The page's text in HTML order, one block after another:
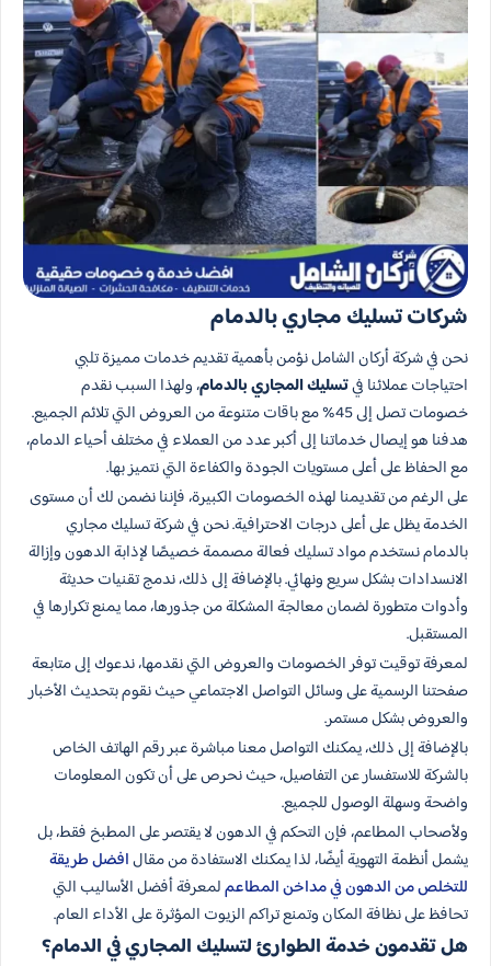
شركات تسليك مجاري بالدمام
نحن في شركة أركان الشامل نؤمن بأهمية تقديم خدمات مميزة تلبي
احتياجات عملائنا فيتسليك المجاري بالدمام، ولهذا السبب نقدم
خصومات تصل إلى 45% مع باقات متنوعة من العروض التي تلائم الجميع.
هدفنا هو إيصال خدماتنا إلى أكبر عدد من العملاء في مختلف أحياء الدمام،
مع الحفاظ على أعلى مستويات الجودة والكفاءة التي نتميز بها.
على الرغم من تقديمنا لهذه الخصومات الكبيرة، فإننا نضمن لك أن مستوى
الخدمة يظل على أعلى درجات الاحترافية. نحن في شركة تسليك مجاري
بالدمام نستخدم مواد تسليك فعالة مصممة خصيصًا لإذابة الدهون وإزالة
الانسدادات بشكل سريع ونهائي. بالإضافة إلى ذلك، ندمج تقنيات حديثة
وأدوات متطورة لضمان معالجة المشكلة من جذورها، مما يمنع تكرارها في
المستقبل.
لمعرفة توقيت توفر الخصومات والعروض التي نقدمها، ندعوك إلى متابعة
صفحتنا الرسمية على وسائل التواصل الاجتماعي حيث نقوم بتحديث الأخبار
والعروض بشكل مستمر.
بالإضافة إلى ذلك، يمكنك التواصل معنا مباشرة عبر رقم الهاتف الخاص
بالشركة للاستفسار عن التفاصيل، حيث نحرص على أن تكون المعلومات
واضحة وسهلة الوصول للجميع.
ولأصحاب المطاعم، فإن التحكم في الدهون لا يقتصر على المطبخ فقط، بل
يشمل أنظمة التهوية أيضًا، لذا يمكنك الاستفادة من مقالافضل طريقة
للتخلص من الدهون في مداخن المطاعملمعرفة أفضل الأساليب التي
تحافظ على نظافة المكان وتمنع تراكم الزيوت المؤثرة على الأداء العام.
هل تقدمون خدمة الطوارئ لتسليك المجاري في الدمام؟